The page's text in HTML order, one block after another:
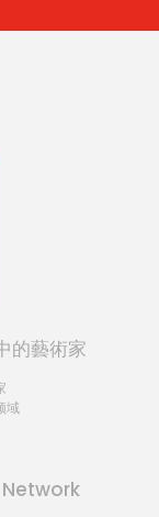
的藝術家
域
Network